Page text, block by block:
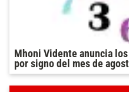
Mhoni Vidente anuncia
por signo del mes de